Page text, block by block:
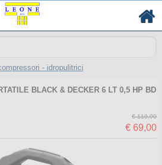
- idropulitrici
BLACK & DECKER 6 LT 0,5 HP BD
€ 119,00
€ 69,00